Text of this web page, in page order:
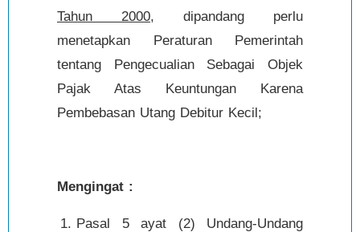
Tahun 2000, dipandang perlu
menetapkan Peraturan Pemerintah
tentang Pengecualian Sebagai Objek
Pajak Atas Keuntungan Karena
Pembebasan Utang Debitur Kecil;
Mengingat :
Pasal 5 ayat (2) Undang-Undang